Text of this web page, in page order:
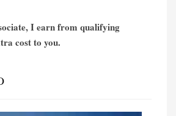
I earn from qualifying
cost to you.